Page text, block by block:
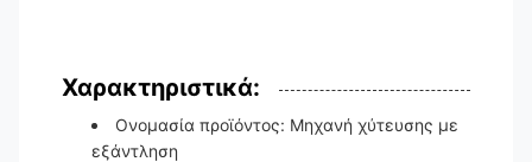
Χαρακτηριστικά:
Ονομασία προϊόντος: Μηχανή χύτευσης με
εξάντληση